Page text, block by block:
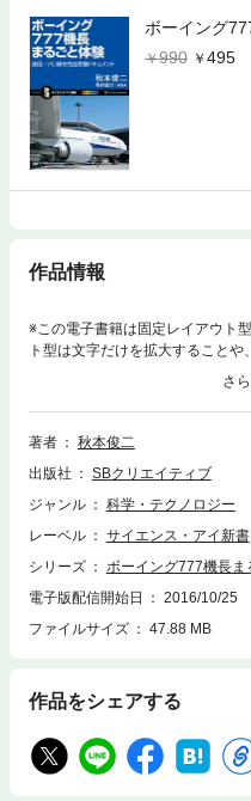
ボーイング
990
495
作品情報
※この電子書籍は固定レイアウト
ト型は文字だけを拡大することや
照、引用などの機能が使用でき
え、自宅を朝、出発する前から
まっています。では、旅客機が
ているのでしょうか？ そして、
ボーイングのハイテク大型機777
据えて、同社の成田／パリ線に密
いかにさまざまな部署のスタッフ
時系列で詳細に描写します。将来
できる一冊です。
著者
秋本俊二
出版社
SBクリエイティブ
ジャンル
科学・テクノロジー
レーベル
サイエンス・アイ新書
シリーズ
ボーイング777機長ま
電子版配信開始日
2016/10/25
ファイルサイズ
47.88 MB
作品をシェアする